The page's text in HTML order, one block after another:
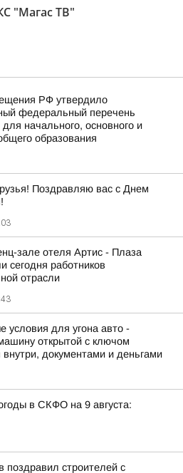
"Магас ТВ"
РФ утвердило
федеральный перечень
для начального, основного и
образования
Поздравляю вас с Днем
зале отеля Артис - Плаза
сегодня работников
отрасли
условия для угона авто -
открытой с ключом
внутри, документами и деньгами
в СКФО на 9 августа:
поздравил строителей с